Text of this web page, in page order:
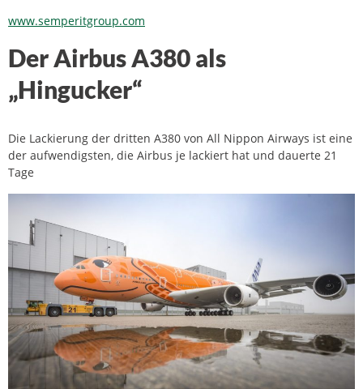
www.semperitgroup.com
Der Airbus A380 als
„Hingucker“
Die Lackierung der dritten A380 von All Nippon Airways ist eine
der aufwendigsten, die Airbus je lackiert hat und dauerte 21
Tage